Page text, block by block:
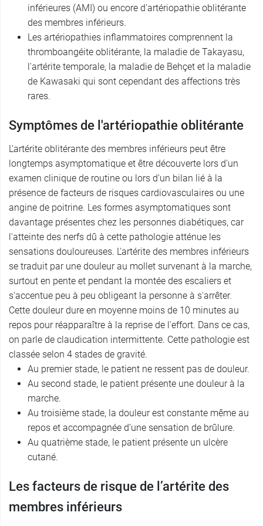
inférieures (AMI) ou encore d'artériopathie oblitérante
des membres inférieurs.
Les artériopathies inflammatoires comprennent la
thromboangéite oblitérante, la maladie de Takayasu,
l'artérite temporale, la maladie de Behçet et la maladie
de Kawasaki qui sont cependant des affections très
rares.
Symptômes de l'artériopathie oblitérante
L'artérite oblitérante des membres inférieurs peut être
longtemps asymptomatique et être découverte lors d'un
examen clinique de routine ou lors d'un bilan lié à la
présence de facteurs de risques cardiovasculaires ou une
angine de poitrine. Les formes asymptomatiques sont
davantage présentes chez les personnes diabétiques, car
l'atteinte des nerfs dû à cette pathologie atténue les
sensations douloureuses. L'artérite des membres inférieurs
se traduit par une douleur au mollet survenant à la marche,
surtout en pente et pendant la montée des escaliers et
s'accentue peu à peu obligeant la personne à s'arrêter.
Cette douleur dure en moyenne moins de 10 minutes au
repos pour réapparaître à la reprise de l'effort. Dans ce cas,
on parle de claudication intermittente. Cette pathologie est
classée selon 4 stades de gravité.
Au premier stade, le patient ne ressent pas de douleur.
Au second stade, le patient présente une douleur à la
marche.
Au troisième stade, la douleur est constante même au
repos et accompagnée d’une sensation de brûlure.
Au quatrième stade, le patient présente un ulcère
cutané.
Les facteurs de risque de l’artérite des
membres inférieurs